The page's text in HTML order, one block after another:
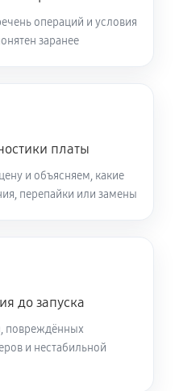
операций и условия
заранее
платы
и объясняем, какие
перепайки или замены
до запуска
повреждённых
и нестабильной